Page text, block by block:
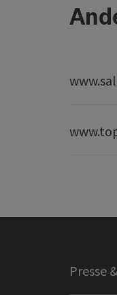
Presse